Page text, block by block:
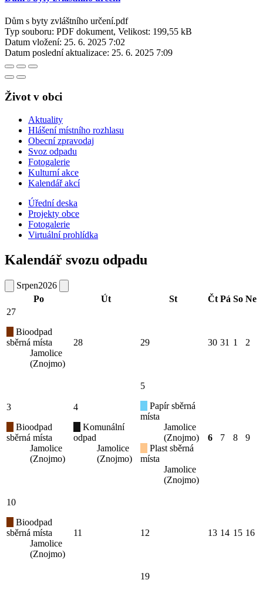
Dům s byty zvláštního určení.pdf
Typ souboru: PDF dokument, Velikost: 199,55 kB
Datum vložení: 25. 6. 2025 7:02
Datum poslední aktualizace: 25. 6. 2025 7:09
Život v obci
Aktuality
Hlášení místního rozhlasu
Obecní zpravodaj
Svoz odpadu
Fotogalerie
Kulturní akce
Kalendář akcí
Úřední deska
Projekty obce
Fotogalerie
Virtuální prohlídka
Kalendář svozu odpadu
Srpen2026
Po
Út St Čt Pá So Ne
27
Bioodpad
sběrná místa
Jamolice
(Znojmo)
28 29 30 31 1 2
3
Bioodpad
sběrná místa
Jamolice
(Znojmo)
4
Komunální
odpad
Jamolice
(Znojmo)
5
Papír sběrná
místa
Jamolice
(Znojmo)
Plast sběrná
místa
Jamolice
(Znojmo)
6 7 8 9
10
Bioodpad
sběrná místa
Jamolice
(Znojmo)
11 12 13 14 15 16
19